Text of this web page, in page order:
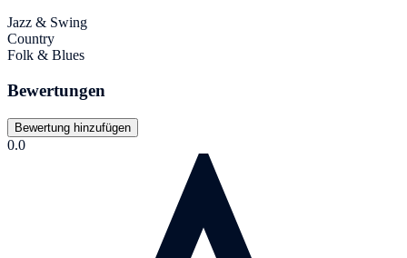
Jazz & Swing
Country
Folk & Blues
Bewertungen
Bewertung hinzufügen
0.0